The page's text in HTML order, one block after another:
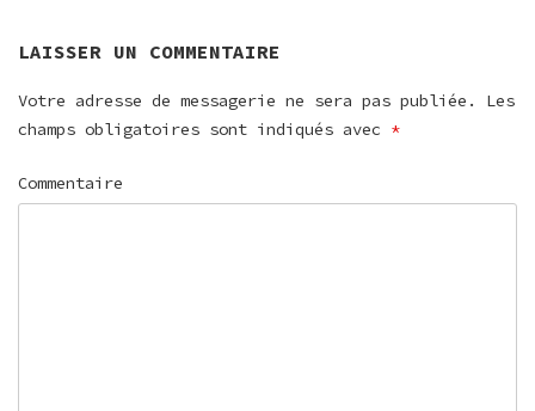
LAISSER UN COMMENTAIRE
Votre adresse de messagerie ne sera pas publiée.
Les
champs obligatoires sont indiqués avec *
Commentaire